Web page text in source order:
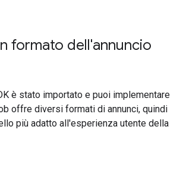
formato dell'annuncio
è stato importato e puoi implementare
offre diversi formati di annunci, quindi
più adatto all'esperienza utente della